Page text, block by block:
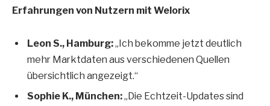
Erfahrungen von Nutzern mit Welorix
Leon S., Hamburg:„Ich bekomme jetzt deutlich
mehr Marktdaten aus verschiedenen Quellen
übersichtlich angezeigt.“
Sophie K., München:„Die Echtzeit-Updates sind